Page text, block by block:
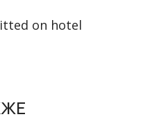
on hotel